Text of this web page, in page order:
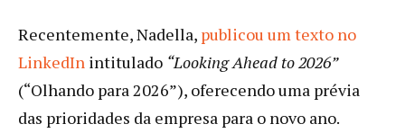
Recentemente, Nadella, publicou um texto no
LinkedIn intitulado “Looking Ahead to 2026”
(“Olhando para 2026”), oferecendo uma prévia
das prioridades da empresa para o novo ano.